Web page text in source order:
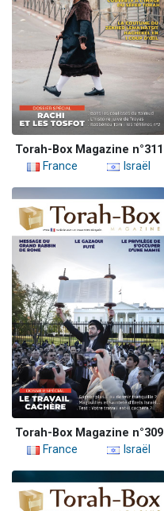
Torah-Box Magazine n°311
France
Israël
Torah-Box Magazine n°309
France
Israël